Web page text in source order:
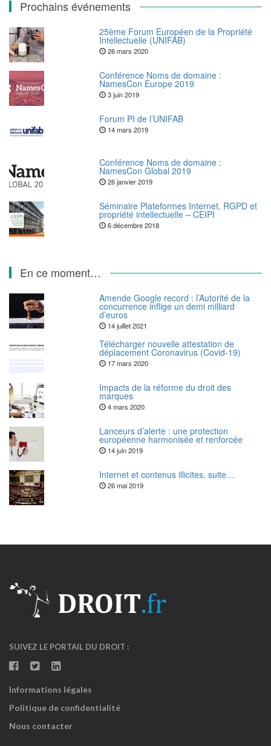
Prochains événements
25ème Forum Européen de la Propriété
Intellectuelle (UNIFAB)
26 mars 2020
Conférence Noms de domaine :
NamesCon Europe 2019
3 juin 2019
Forum PI de l’UNIFAB
14 mars 2019
Conférence Noms de domaine :
NamesCon Global 2019
26 janvier 2019
Séminaire Plateformes Internet, RGPD et
propriété intellectuelle – CEIPI
6 décembre 2018
En ce moment…
Amende Google record : l’Autorité de la
concurrence inflige un demi milliard
d’euros
14 juillet 2021
Télécharger nouvelle attestation de
déplacement Coronavirus (Covid-19)
17 mars 2020
Impacts de la réforme du droit des
marques
4 mars 2020
Lanceurs d’alerte : une protection
européenne harmonisée et renforcée
14 juin 2019
Internet et contenus illicites, suite…
26 mai 2019
SUIVEZ LE PORTAIL DU DROIT :
Informations légales
Politique de confidentialité
Nous contacter